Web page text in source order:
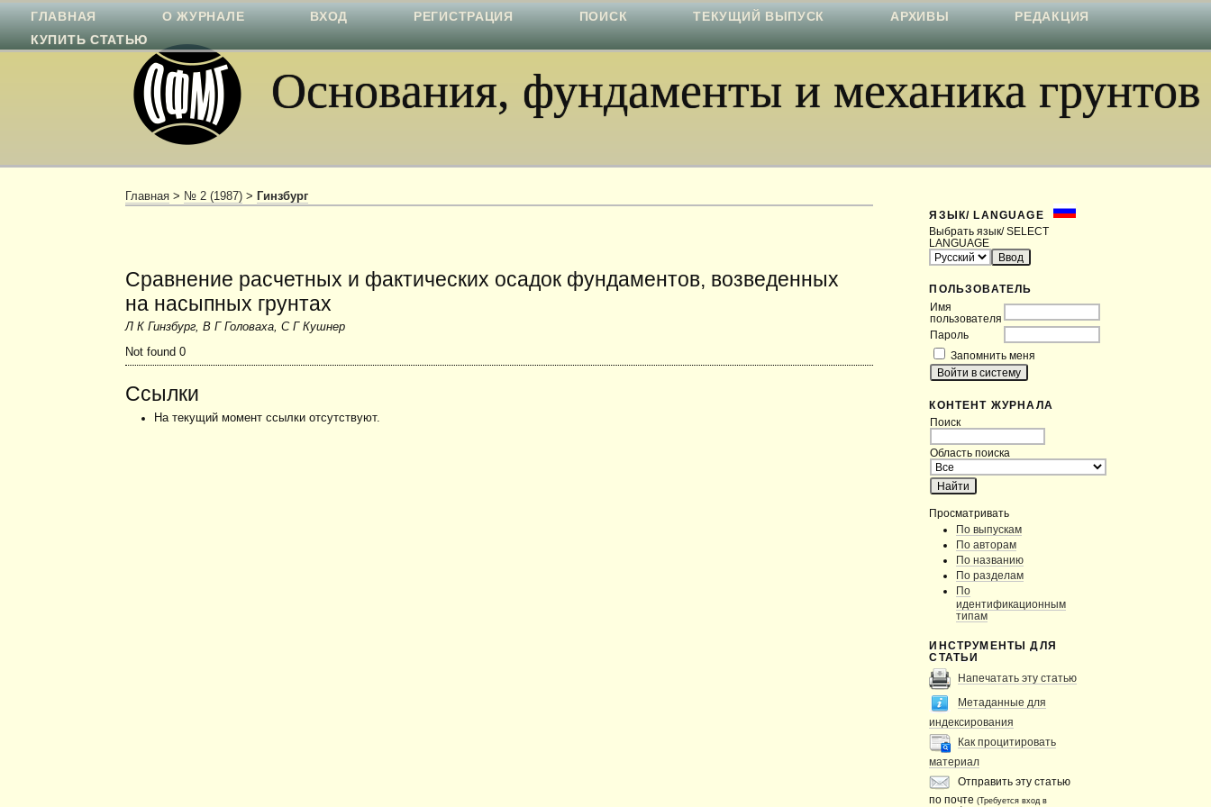
Основания, фундаменты и механика грунтов
ЯЗЫК/ LANGUAGE
Выбрать язык/ SELECT
LANGUAGE
ПОЛЬЗОВАТЕЛЬ
Имя
пользователя
Пароль
Запомнить меня
КОНТЕНТ ЖУРНАЛА
Поиск
Область поиска
Просматривать
По выпускам
По авторам
По названию
По разделам
По
идентификационным
типам
ИНСТРУМЕНТЫ ДЛЯ
СТАТЬИ
Напечатать эту статью
Метаданные для
индексирования
Как процитировать
материал
Отправить эту статью
по почте(Требуется вход в
ГЛАВНАЯ О ЖУРНАЛЕ ВХОД РЕГИСТРАЦИЯ ПОИСК ТЕКУЩИЙ ВЫПУСК АРХИВЫ
РЕДАКЦИЯ
КУПИТЬ СТАТЬЮ
Главная > № 2 (1987) > Гинзбург
Сравнение расчетных и фактических осадок фундаментов, возведенных
на насыпных грунтах
Л К Гинзбург, В Г Головаха, С Г Кушнер
Not found 0
Ссылки
На текущий момент ссылки отсутствуют.